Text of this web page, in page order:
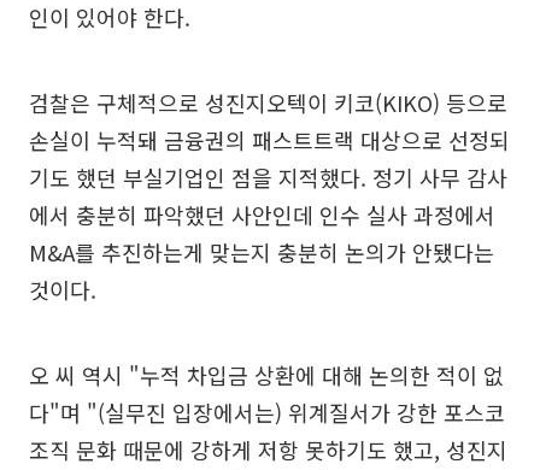
인이 있어야 한다.
검찰은 구체적으로 성진지오텍이 키코(KIKO) 등으로
손실이 누적돼 금융권의 패스트트랙 대상으로 선정되
기도 했던 부실기업인 점을 지적했다. 정기 사무 감사
에서 충분히 파악했던 사안인데 인수 실사 과정에서
M&A를 추진하는게 맞는지 충분히 논의가 안됐다는
것이다.
오 씨 역시 "누적 차입금 상환에 대해 논의한 적이 없
다"며 "(실무진 입장에서는) 위계질서가 강한 포스코
조직 문화 때문에 강하게 저항 못하기도 했고, 성진지